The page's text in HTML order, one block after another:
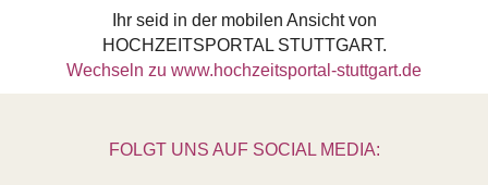
Ihr seid in der mobilen Ansicht von
HOCHZEITSPORTAL STUTTGART.
Wechseln zu www.hochzeitsportal-stuttgart.de
FOLGT UNS AUF SOCIAL MEDIA: